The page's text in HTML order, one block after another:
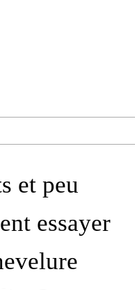
et peu
essayer